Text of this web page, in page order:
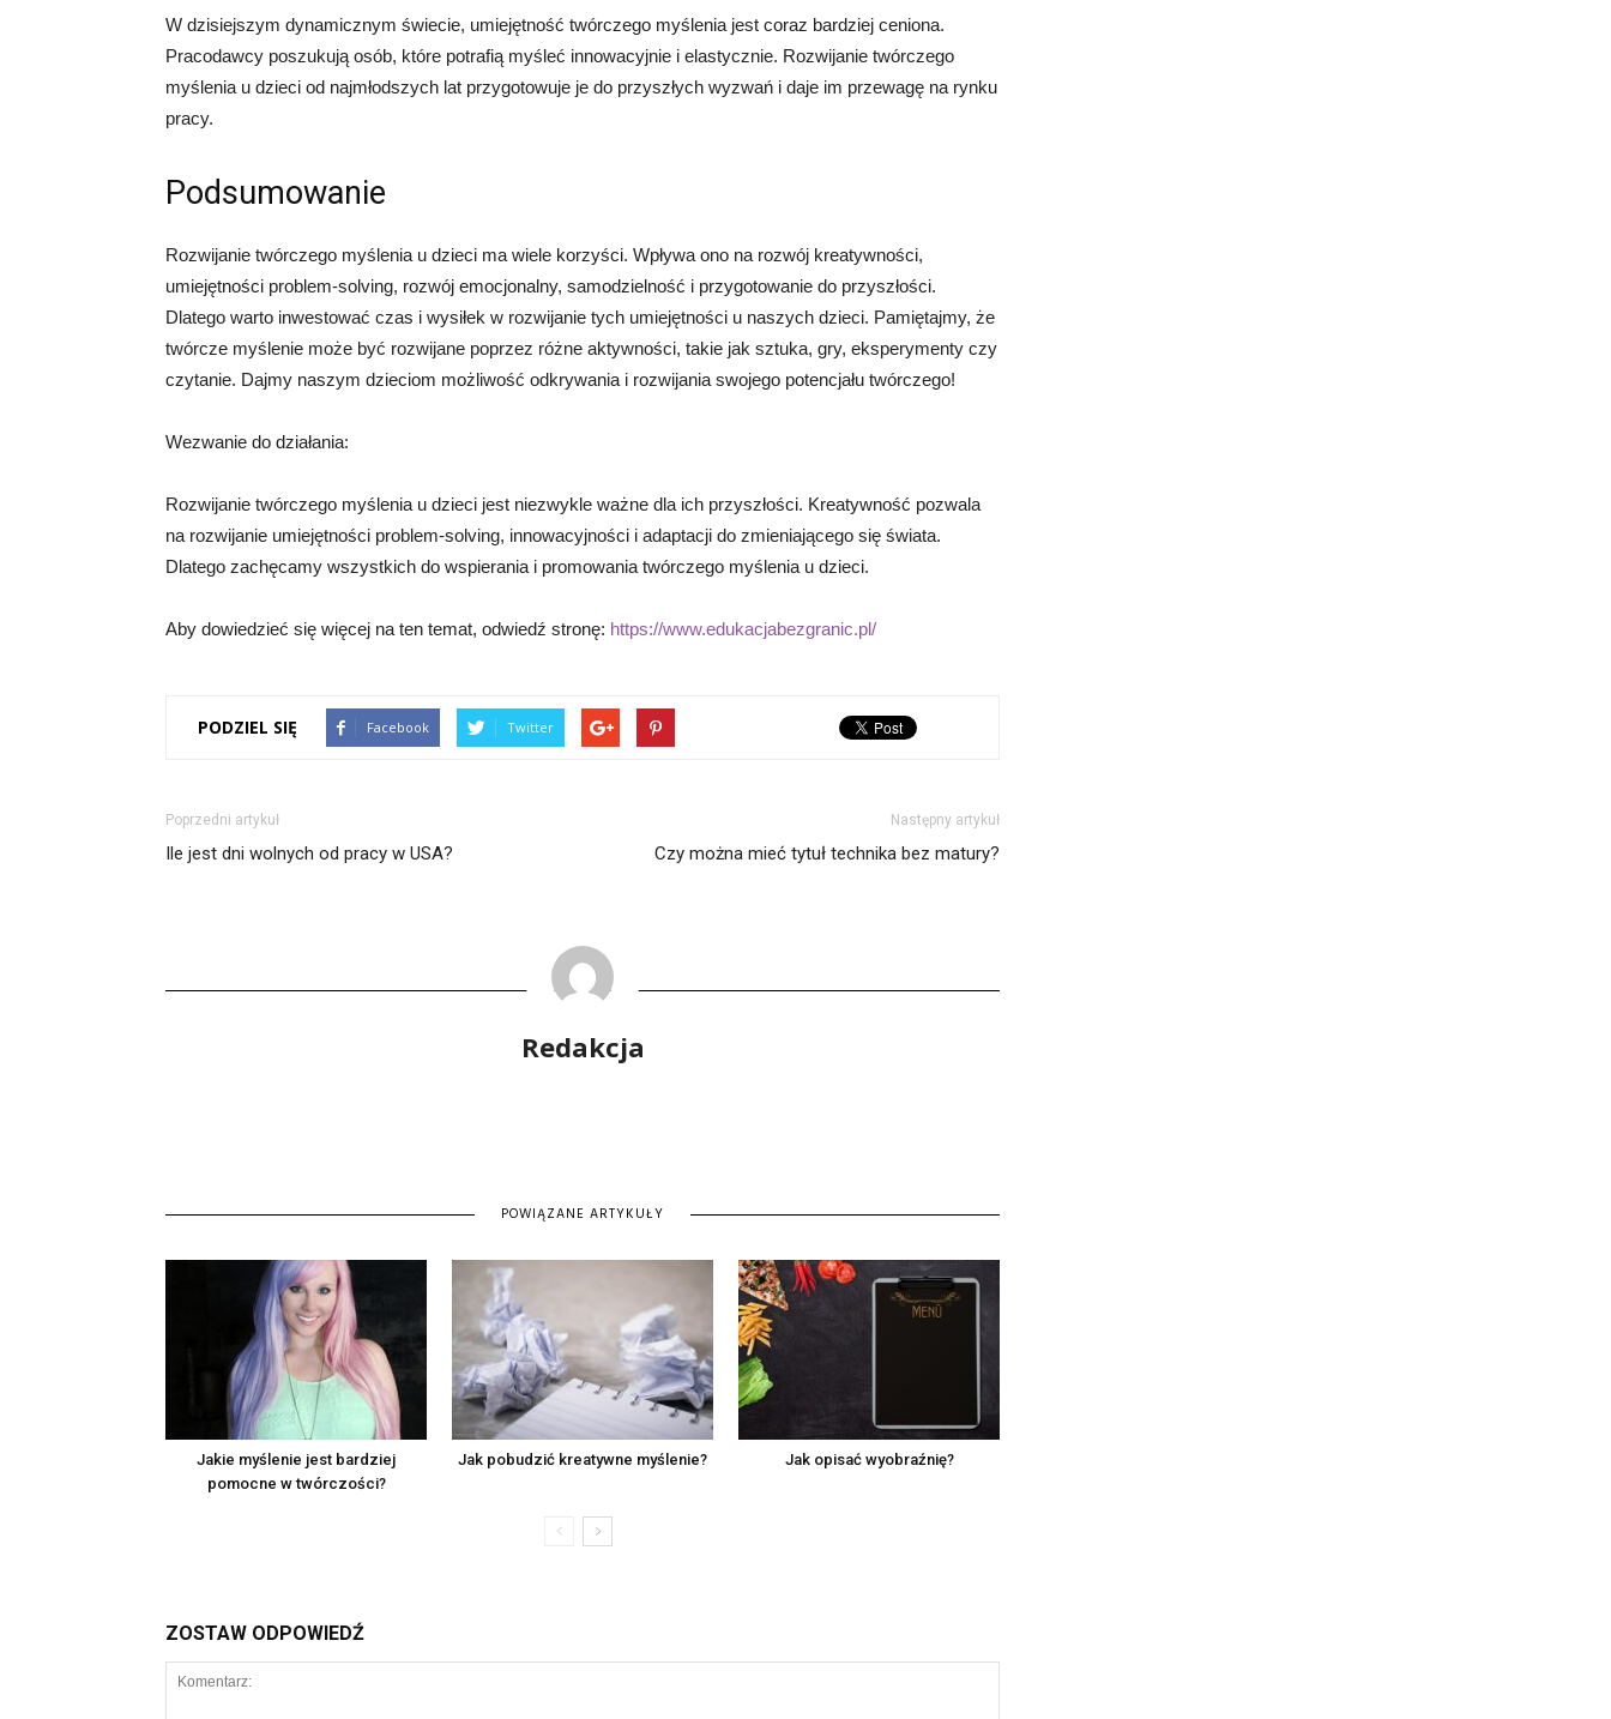
W dzisiejszym dynamicznym świecie, umiejętność twórczego myślenia jest coraz bardziej ceniona.
Pracodawcy poszukują osób, które potrafią myśleć innowacyjnie i elastycznie. Rozwijanie twórczego
myślenia u dzieci od najmłodszych lat przygotowuje je do przyszłych wyzwań i daje im przewagę na rynku
pracy.
Podsumowanie
Rozwijanie twórczego myślenia u dzieci ma wiele korzyści. Wpływa ono na rozwój kreatywności,
umiejętności problem-solving, rozwój emocjonalny, samodzielność i przygotowanie do przyszłości.
Dlatego warto inwestować czas i wysiłek w rozwijanie tych umiejętności u naszych dzieci. Pamiętajmy, że
twórcze myślenie może być rozwijane poprzez różne aktywności, takie jak sztuka, gry, eksperymenty czy
czytanie. Dajmy naszym dzieciom możliwość odkrywania i rozwijania swojego potencjału twórczego!
Wezwanie do działania:
Rozwijanie twórczego myślenia u dzieci jest niezwykle ważne dla ich przyszłości. Kreatywność pozwala
na rozwijanie umiejętności problem-solving, innowacyjności i adaptacji do zmieniającego się świata.
Dlatego zachęcamy wszystkich do wspierania i promowania twórczego myślenia u dzieci.
Aby dowiedzieć się więcej na ten temat, odwiedź stronę: https://www.edukacjabezgranic.pl/
PODZIEL SIĘ Facebook Twitter
Poprzedni artykuł
Ile jest dni wolnych od pracy w USA?
Następny artykuł
Czy można mieć tytuł technika bez matury?
Redakcja
POWIĄZANE ARTYKUŁY
Jakie myślenie jest bardziej
pomocne w twórczości?
Jak pobudzić kreatywne myślenie? Jak opisać wyobraźnię?
ZOSTAW ODPOWIEDŹ